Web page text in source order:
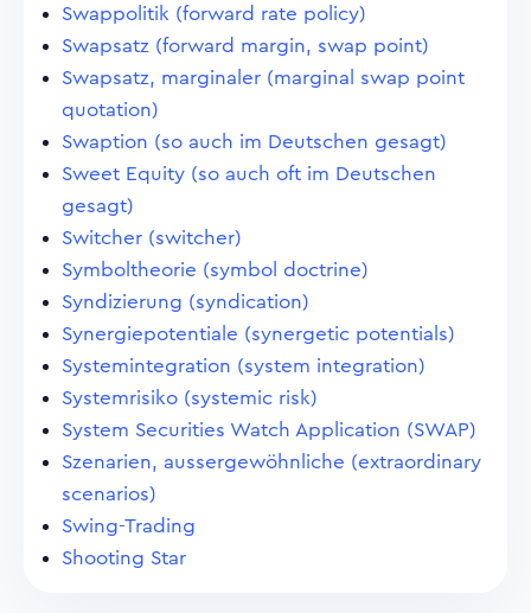
Swappolitik (forward rate policy)
Swapsatz (forward margin, swap point)
Swapsatz, marginaler (marginal swap point
quotation)
Swaption (so auch im Deutschen gesagt)
Sweet Equity (so auch oft im Deutschen
gesagt)
Switcher (switcher)
Symboltheorie (symbol doctrine)
Syndizierung (syndication)
Synergiepotentiale (synergetic potentials)
Systemintegration (system integration)
Systemrisiko (systemic risk)
System Securities Watch Application (SWAP)
Szenarien, aussergewöhnliche (extraordinary
scenarios)
Swing-Trading
Shooting Star